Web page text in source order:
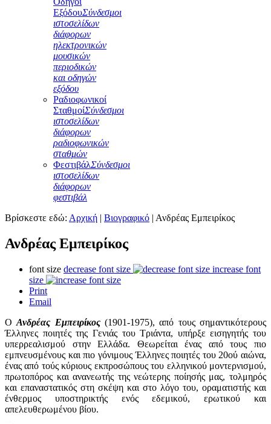
ΕξόδουΣύνδεσμοι
ιστοσελίδων
διάφορων
ηλεκτρονικών
μουσικών
περιοδικών
και οδηγών
εξόδου
Ραδιοφωνικοί
ΣταθμοίΣύνδεσμοι
ιστοσελίδων
διάφορων
ραδιοφωνικών
σταθμών
ΦεστιβάλΣύνδεσμοι
ιστοσελίδων
διάφορων
φεστιβάλ
Βρίσκεστε εδώ: Αρχική | Βιογραφικό | Ανδρέας Εμπειρίκος
Ανδρέας Εμπειρίκος
font size decrease font size
increase font
size
Print
Email
ΟΑνδρέας Εμπειρίκος(1901-1975), από τους σημαντικότερους
Έλληνες ποιητές της Γενιάς του Τριάντα, υπήρξε εισηγητής του
υπερρεαλισμού στην Ελλάδα. Θεωρείται ένας από τους πιο
εμπνευσμένους και πιο γόνιμους Έλληνες ποιητές του 20ού αιώνα,
ένας από τούς κύριους εκπροσώπους του ελληνικού μοντερνισμού,
πρωτοπόρος και ανανεωτής της νεώτερης ποίησής μας, τολμηρός
και επαναστατικός στη σκέψη και στο λόγο του, οραματιστής και
ένθερμος υποστηρικτής ενός εδεμικού, ερωτικού και
απελευθερωμένου βίου.